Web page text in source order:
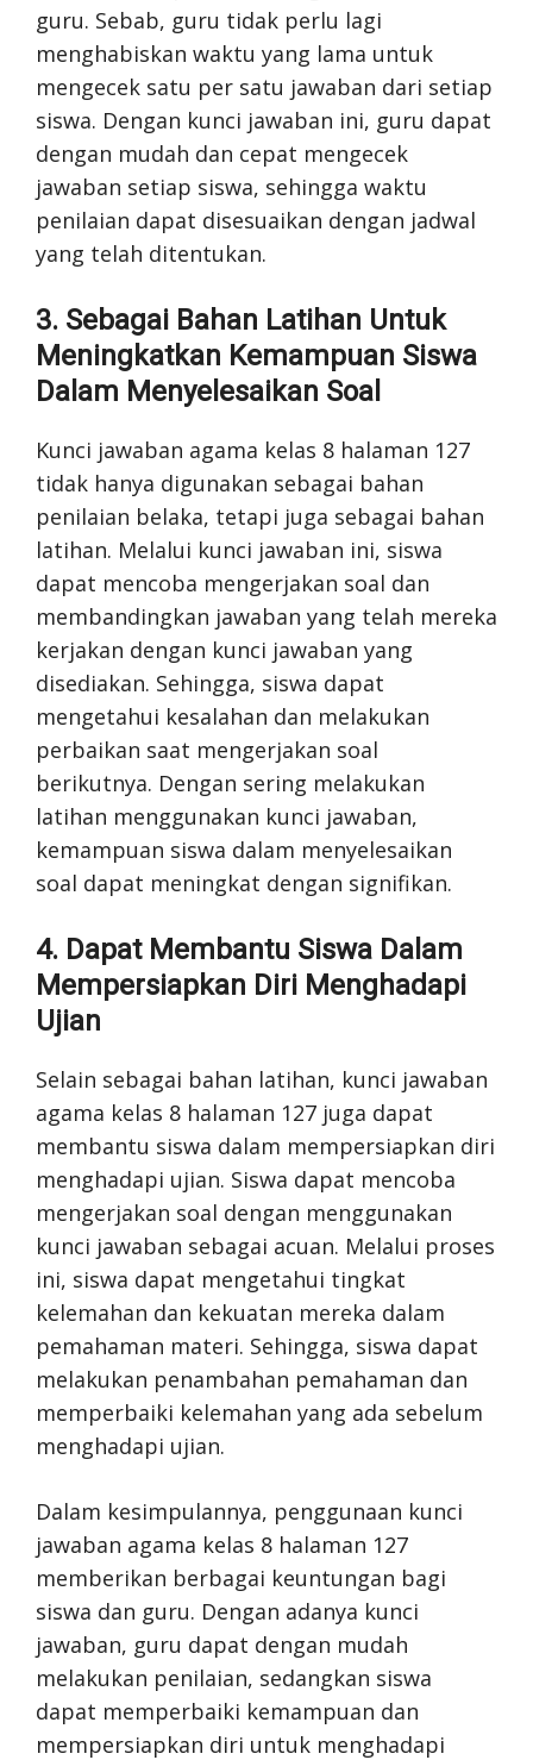
guru. Sebab, guru tidak perlu lagi
menghabiskan waktu yang lama untuk
mengecek satu per satu jawaban dari setiap
siswa. Dengan kunci jawaban ini, guru dapat
dengan mudah dan cepat mengecek
jawaban setiap siswa, sehingga waktu
penilaian dapat disesuaikan dengan jadwal
yang telah ditentukan.
3. Sebagai Bahan Latihan Untuk
Meningkatkan Kemampuan Siswa
Dalam Menyelesaikan Soal
Kunci jawaban agama kelas 8 halaman 127
tidak hanya digunakan sebagai bahan
penilaian belaka, tetapi juga sebagai bahan
latihan. Melalui kunci jawaban ini, siswa
dapat mencoba mengerjakan soal dan
membandingkan jawaban yang telah mereka
kerjakan dengan kunci jawaban yang
disediakan. Sehingga, siswa dapat
mengetahui kesalahan dan melakukan
perbaikan saat mengerjakan soal
berikutnya. Dengan sering melakukan
latihan menggunakan kunci jawaban,
kemampuan siswa dalam menyelesaikan
soal dapat meningkat dengan signifikan.
4. Dapat Membantu Siswa Dalam
Mempersiapkan Diri Menghadapi
Ujian
Selain sebagai bahan latihan, kunci jawaban
agama kelas 8 halaman 127 juga dapat
membantu siswa dalam mempersiapkan diri
menghadapi ujian. Siswa dapat mencoba
mengerjakan soal dengan menggunakan
kunci jawaban sebagai acuan. Melalui proses
ini, siswa dapat mengetahui tingkat
kelemahan dan kekuatan mereka dalam
pemahaman materi. Sehingga, siswa dapat
melakukan penambahan pemahaman dan
memperbaiki kelemahan yang ada sebelum
menghadapi ujian.
Dalam kesimpulannya, penggunaan kunci
jawaban agama kelas 8 halaman 127
memberikan berbagai keuntungan bagi
siswa dan guru. Dengan adanya kunci
jawaban, guru dapat dengan mudah
melakukan penilaian, sedangkan siswa
dapat memperbaiki kemampuan dan
mempersiapkan diri untuk menghadapi